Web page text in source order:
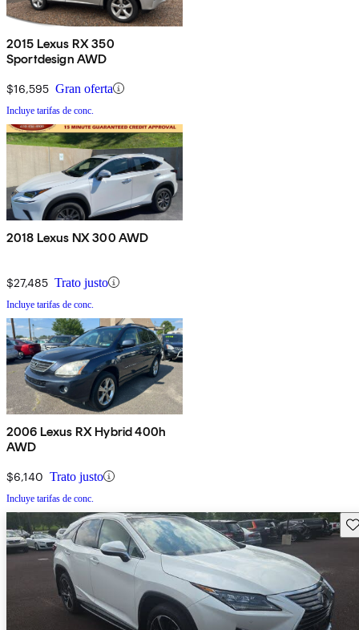
2015 Lexus RX 350
Sportdesign AWD
$16,595 Gran oferta
Incluye tarifas de conc.
2018 Lexus NX 300 AWD
$27,485 Trato justo
Incluye tarifas de conc.
2006 Lexus RX Hybrid 400h
AWD
$6,140 Trato justo
Incluye tarifas de conc.